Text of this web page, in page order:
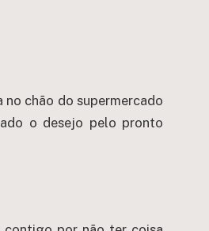
chão do supermercado
o desejo pelo pronto